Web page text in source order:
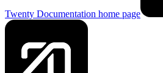
Twenty Documentation home page